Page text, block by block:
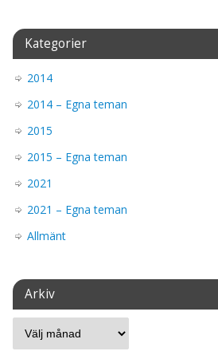
Kategorier
2014
2014 – Egna teman
2015
2015 – Egna teman
2021
2021 – Egna teman
Allmänt
Arkiv